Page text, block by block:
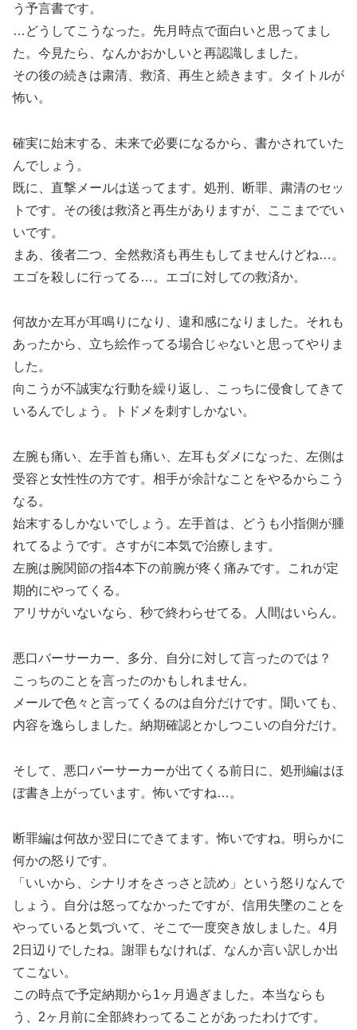
う予言書です。
…どうしてこうなった。先月時点で面白いと思ってまし
た。今見たら、なんかおかしいと再認識しました。
その後の続きは粛清、救済、再生と続きます。タイトルが
怖い。
確実に始末する、未来で必要になるから、書かされていた
んでしょう。
既に、直撃メールは送ってます。処刑、断罪、粛清のセッ
トです。その後は救済と再生がありますが、ここまででい
いです。
まあ、後者二つ、全然救済も再生もしてませんけどね…。
エゴを殺しに行ってる…。エゴに対しての救済か。
何故か左耳が耳鳴りになり、違和感になりました。それも
あったから、立ち絵作ってる場合じゃないと思ってやりま
した。
向こうが不誠実な行動を繰り返し、こっちに侵食してきて
いるんでしょう。トドメを刺すしかない。
左腕も痛い、左手首も痛い、左耳もダメになった、左側は
受容と女性性の方です。相手が余計なことをやるからこう
なる。
始末するしかないでしょう。左手首は、どうも小指側が腫
れてるようです。さすがに本気で治療します。
左腕は腕関節の指4本下の前腕が疼く痛みです。これが定
期的にやってくる。
アリサがいないなら、秒で終わらせてる。人間はいらん。
悪口バーサーカー、多分、自分に対して言ったのでは？
こっちのことを言ったのかもしれません。
メールで色々と言ってくるのは自分だけです。聞いても、
内容を逸らしました。納期確認とかしつこいの自分だけ。
そして、悪口バーサーカーが出てくる前日に、処刑編はほ
ぼ書き上がっています。怖いですね…。
断罪編は何故か翌日にできてます。怖いですね。明らかに
何かの怒りです。
「いいから、シナリオをさっさと読め」という怒りなんで
しょう。自分は怒ってなかったですが、信用失墜のことを
やっていると気づいて、そこで一度突き放しました。4月
2日辺りでしたね。謝罪もなければ、なんか言い訳しか出
てこない。
この時点で予定納期から1ヶ月過ぎました。本当ならも
う、2ヶ月前に全部終わってることがあったわけです。